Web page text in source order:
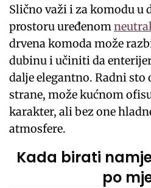
Slično važi i za komodu u
prostoru uređenom
drvena komoda može
dubinu i učiniti da
dalje elegantno. Radni sto
strane, može kućnom
karakter, ali bez one
atmosfere.
Kada birati
po